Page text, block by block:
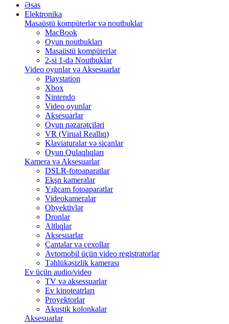
Əsas
Elektronika
Masaüstü kompüterlər və noutbuklar
MacBook
Oyun noutbukları
Masaüstü kompüterlər
2-si 1-də Noutbuklar
Video oyunlar və Aksesuarlar
Playstation
Xbox
Nintendo
Video oyunlar
Aksesuarlar
Oyun nəzarətçiləri
VR (Virual Reallıq)
Klaviaturalar və siçanlar
Oyun Qulaqlıqları
Kamera və Aksesuarlar
DSLR-fotoaparatlar
Ekşn kameralar
Yığcam fotoaparatlar
Videokameralar
Obyektivlər
Dronlar
Altlıqlar
Aksesuarlar
Çantalar və çexollar
Avtomobil üçün video registratorlar
Təhlükəsizlik kamerası
Ev üçün audio/video
TV və aksessuarlar
Ev kinoteatrları
Proyektorlar
Akustik kolonkalar
Aksesuarlar